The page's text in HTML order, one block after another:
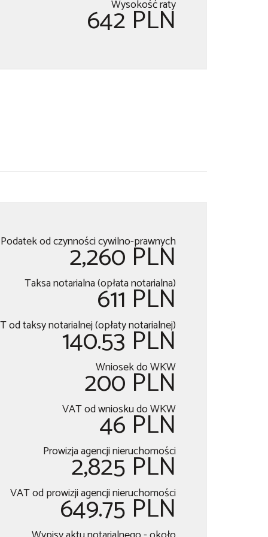
Wysokość raty
642 PLN
Podatek od czynności cywilno-prawnych
2,260 PLN
Taksa notarialna (opłata notarialna)
611 PLN
od taksy notarialnej (opłaty notarialnej)
140.53 PLN
Wniosek do WKW
200 PLN
VAT od wniosku do WKW
46 PLN
Prowizja agencji nieruchomości
2,825 PLN
VAT od prowizji agencji nieruchomości
649.75 PLN